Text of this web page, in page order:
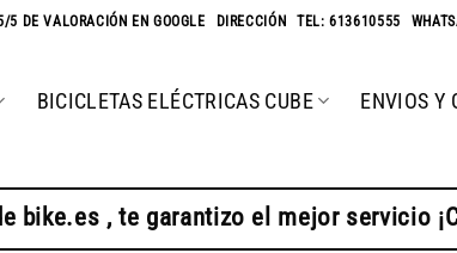
5 DE VALORACIÓN EN GOOGLE DIRECCIÓN -TEL: 613610555
BICICLETAS ELÉCTRICAS CUBE ENVIOS Y
bike.es , te garantizo el mejor servicio